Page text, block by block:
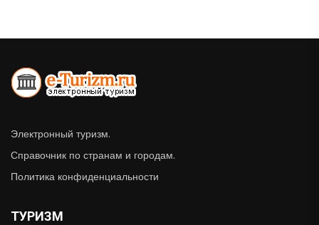
Электронный туризм.
Справочник по странам и городам.
Политика конфиденциальности
ТУРИЗМ